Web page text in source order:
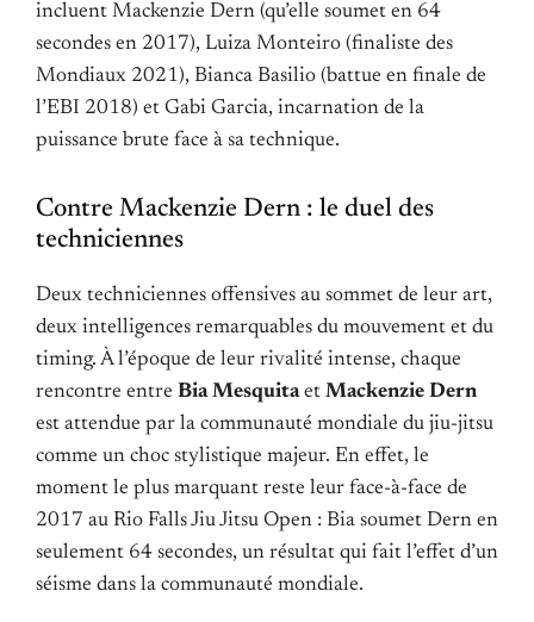
incluent Mackenzie Dern (qu’elle soumet en 64
secondes en 2017), Luiza Monteiro (finaliste des
Mondiaux 2021), Bianca Basilio (battue en finale de
l’EBI 2018) et Gabi Garcia, incarnation de la
puissance brute face à sa technique.
Contre Mackenzie Dern : le duel des
techniciennes
Deux techniciennes offensives au sommet de leur art,
deux intelligences remarquables du mouvement et du
timing. À l’époque de leur rivalité intense, chaque
rencontre entre Bia Mesquitaet Mackenzie Dern
est attendue par la communauté mondiale du jiu-jitsu
comme un choc stylistique majeur. En effet, le
moment le plus marquant reste leur face-à-face de
2017 au Rio Falls Jiu Jitsu Open : Bia soumet Dern en
seulement 64 secondes, un résultat qui fait l’effet d’un
séisme dans la communauté mondiale.